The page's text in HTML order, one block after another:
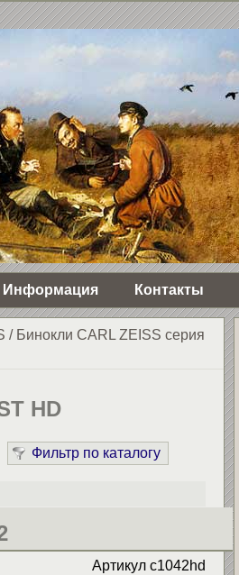
Информация Контакты
/ Бинокли CARL ZEISS серия
HD
Фильтр по каталогу
Артикулc1042hd